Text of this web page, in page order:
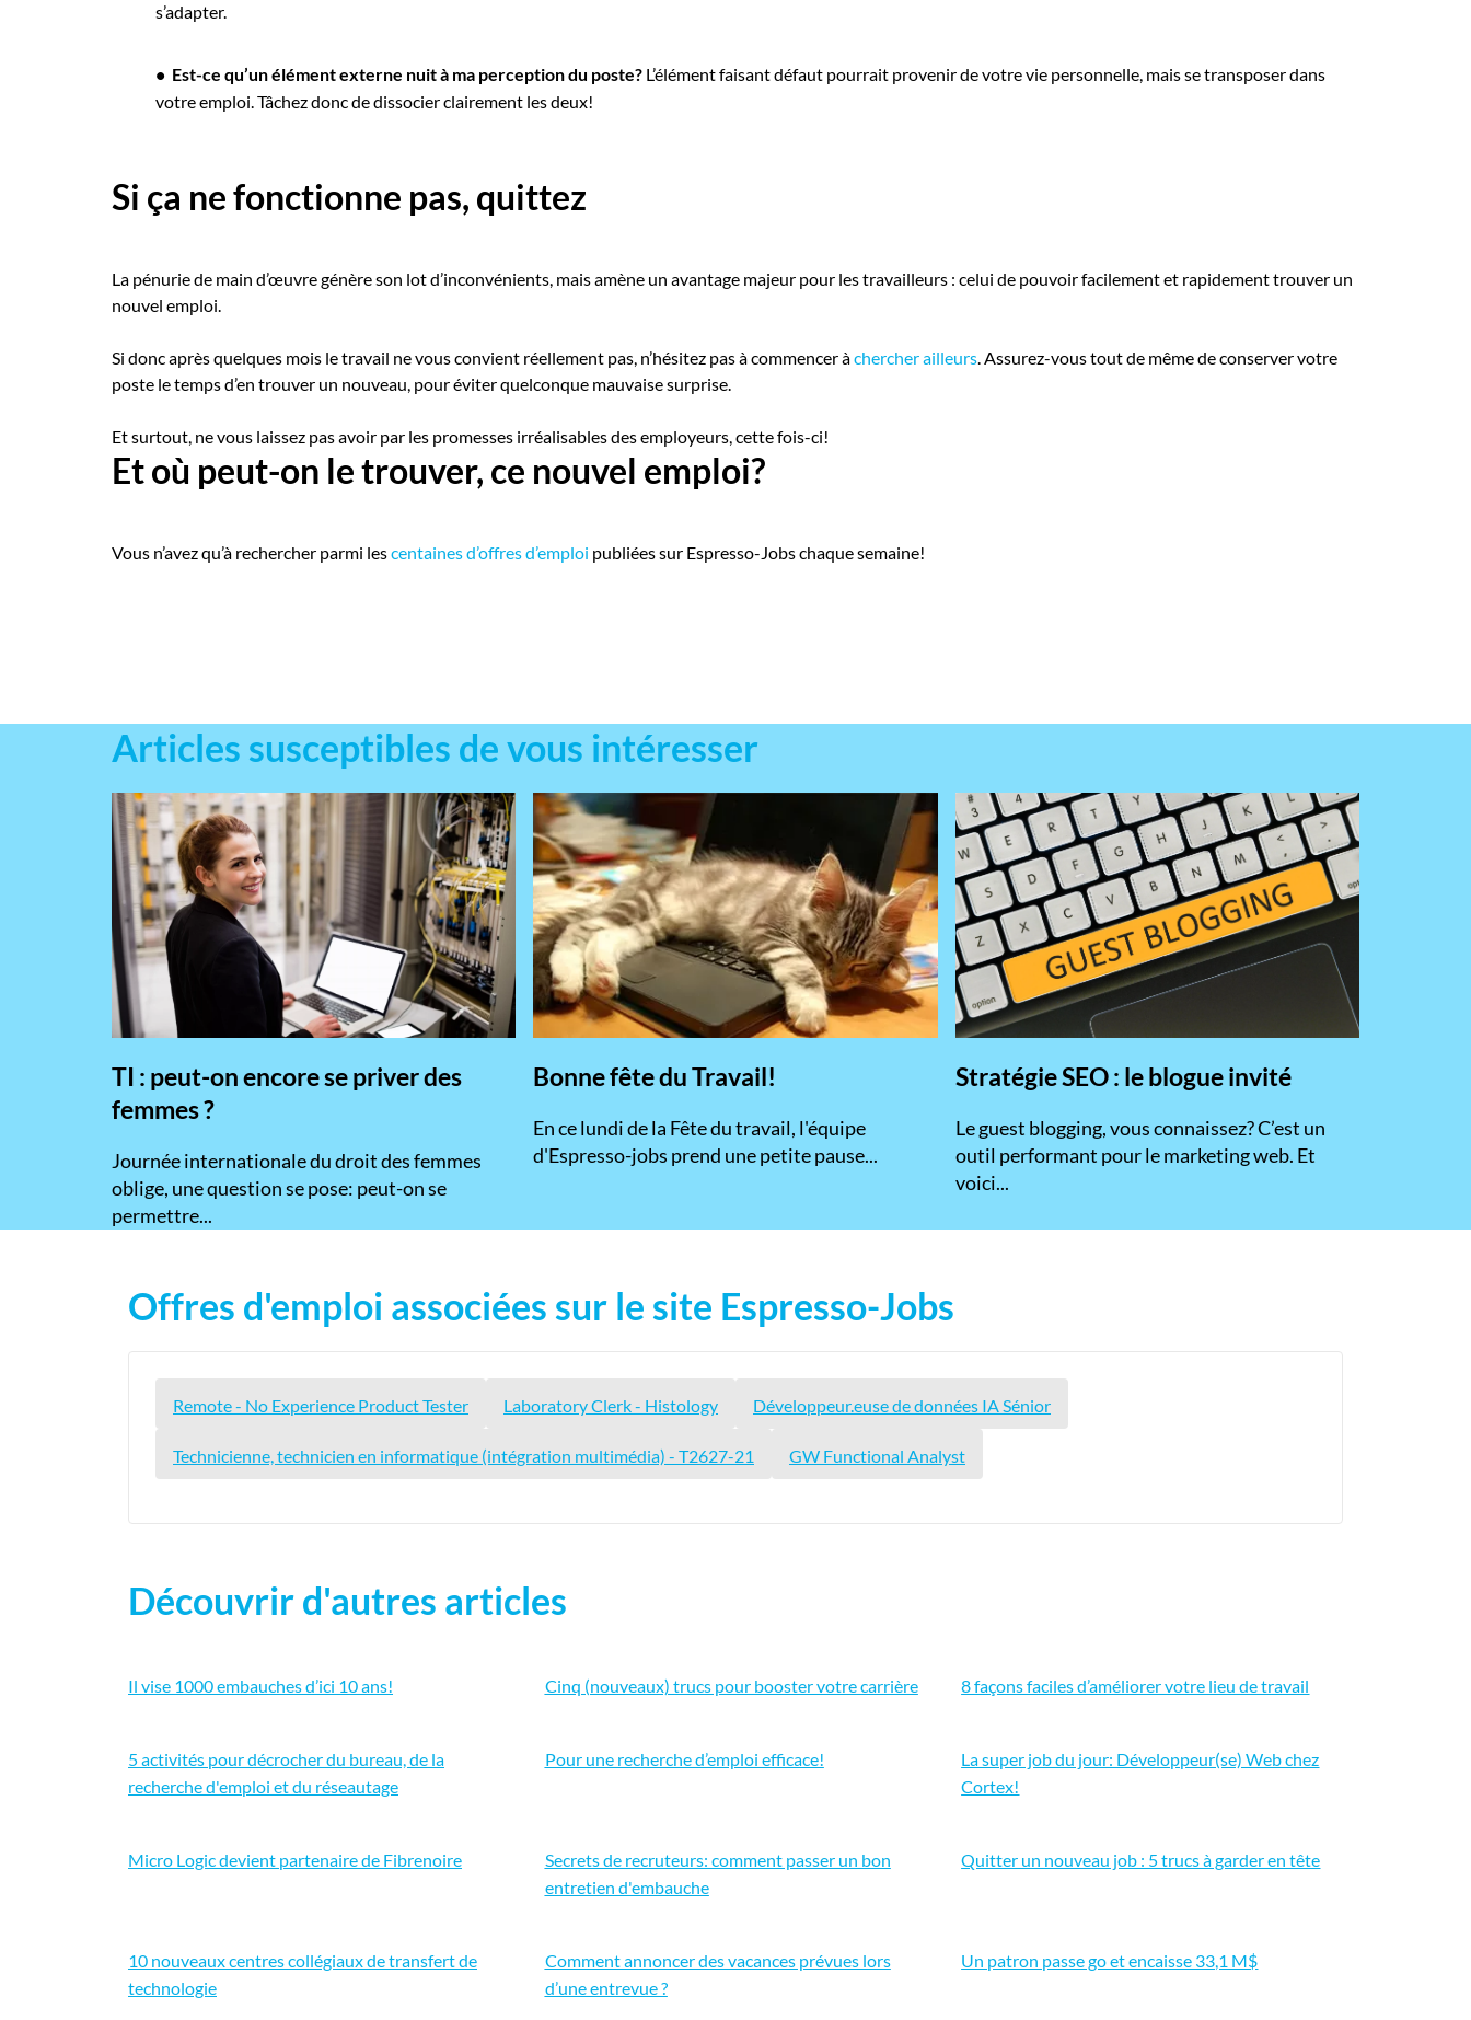
s’adapter.
• Est-ce qu’un élément externe nuit à ma perception du poste? L’élément faisant défaut pourrait provenir de votre vie personnelle, mais se transposer dans
votre emploi. Tâchez donc de dissocier clairement les deux!
Si ça ne fonctionne pas, quittez
La pénurie de main d’œuvre génère son lot d’inconvénients, mais amène un avantage majeur pour les travailleurs : celui de pouvoir facilement et rapidement trouver un
nouvel emploi.
Si donc après quelques mois le travail ne vous convient réellement pas, n’hésitez pas à commencer àchercher ailleurs. Assurez-vous tout de même de conserver votre
poste le temps d’en trouver un nouveau, pour éviter quelconque mauvaise surprise.
Et surtout, ne vous laissez pas avoir par les promesses irréalisables des employeurs, cette fois-ci!
Et où peut-on le trouver, ce nouvel emploi?
Vous n’avez qu’à rechercher parmi lescentaines d’offres d’emploi publiées sur Espresso-Jobs chaque semaine!
Articles susceptibles de vous intéresser
TI : peut-on encore se priver des
femmes ?
​Journée internationale du droit des femmes
oblige, une question se pose: peut-on se
permettre...
Bonne fête du Travail!
En ce lundi de la Fête du travail, l'équipe
d'Espresso-jobs prend une petite pause...
Stratégie SEO : le blogue invité
​Le guest blogging, vous connaissez? C’est un
outil performant pour le marketing web. Et
voici...
Offres d'emploi associées sur le site Espresso-Jobs
Remote - No Experience Product Tester Laboratory Clerk - Histology Développeur.euse de données IA Sénior
Technicienne, technicien en informatique (intégration multimédia) - T2627-21 GW Functional Analyst
Découvrir d'autres articles
Il vise 1000 embauches d’ici 10 ans! Cinq (nouveaux) trucs pour booster votre carrière 8 façons faciles d’améliorer votre lieu de travail
5 activités pour décrocher du bureau, de la
recherche d'emploi et du réseautage
Pour une recherche d’emploi efficace!
La super job du jour: Développeur(se) Web chez
Cortex!
Micro Logic devient partenaire de Fibrenoire
Secrets de recruteurs: comment passer un bon
entretien d'embauche
Quitter un nouveau job : 5 trucs à garder en tête
10 nouveaux centres collégiaux de transfert de
technologie
Comment annoncer des vacances prévues lors
d’une entrevue ?
Un patron passe go et encaisse 33,1 M$